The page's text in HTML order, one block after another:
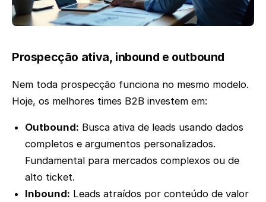
Prospecção ativa, inbound e outbound
Nem toda prospecção funciona no mesmo modelo.
Hoje, os melhores times B2B investem em:
Outbound: Busca ativa de leads usando dados
completos e argumentos personalizados.
Fundamental para mercados complexos ou de
alto ticket.
Inbound: Leads atraídos por conteúdo de valor